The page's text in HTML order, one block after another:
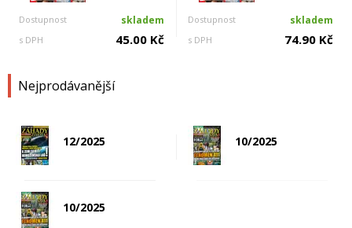
Dostupnost skladem
s DPH 45.00 Kč
Dostupnost skladem
s DPH 74.90 Kč
Nejprodávanější
12/2025 10/2025
10/2025